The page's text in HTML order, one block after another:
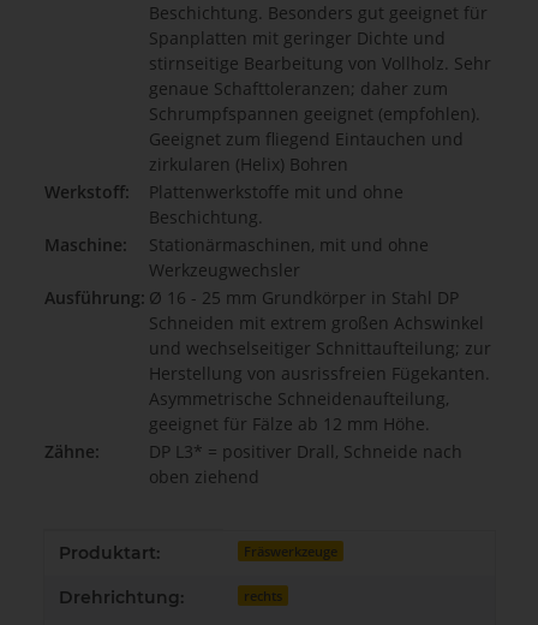
Beschichtung. Besonders gut geeignet für
Spanplatten mit geringer Dichte und
stirnseitige Bearbeitung von Vollholz. Sehr
genaue Schafttoleranzen; daher zum
Schrumpfspannen geeignet (empfohlen).
Geeignet zum fliegend Eintauchen und
zirkularen (Helix) Bohren
Werkstoff:
Plattenwerkstoffe mit und ohne
Beschichtung.
Maschine:
Stationärmaschinen, mit und ohne
Werkzeugwechsler
Ausführung: Ø 16 - 25 mm Grundkörper in Stahl DP
Schneiden mit extrem großen Achswinkel
und wechselseitiger Schnittaufteilung; zur
Herstellung von ausrissfreien Fügekanten.
Asymmetrische Schneidenaufteilung,
geeignet für Fälze ab 12 mm Höhe.
Zähne:
DP L3* = positiver Drall, Schneide nach
oben ziehend
Produkteigenschaft
Wert
Produktart: Fräswerkzeuge
Drehrichtung: rechts